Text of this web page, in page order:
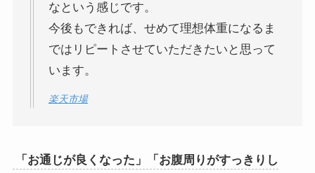
なという感じです。
今後もできれば、せめて理想体重になるま
ではリピートさせていただきたいと思って
います。
楽天市場
「お通じが良くなった」「お腹周りがすっきりし